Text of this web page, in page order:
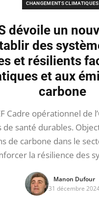
CHANGEMENTS CLIMATIQUES
dévoile un
des
et résilients
et aux
carbone
Cadre opérationnel de
de santé durables.
de carbone dans le
la résilience des
Manon Dufour
31 décembre